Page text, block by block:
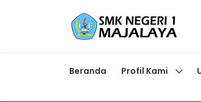
Beranda Profil Kami